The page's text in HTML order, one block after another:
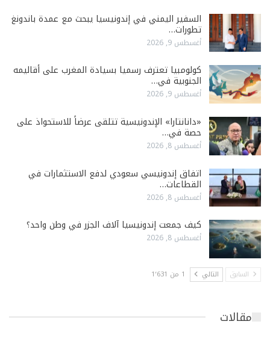
السفير اليمني في إندونيسيا يبحث مع عمدة باندونغ
تطورات…
أغسطس 9, 2026
كولومبيا تعترف رسميا بسيادة المغرب على أقاليمه
الجنوبية في…
أغسطس 9, 2026
«دانانتارا» الإندونيسية تتلقى عرضاً للاستحواذ على
حصة في…
أغسطس 8, 2026
اتفاق إندونيسي سعودي لدفع الاستثمارات في
القطاعات…
أغسطس 8, 2026
كيف جمعت إندونيسيا آلاف الجزر في وطن واحد؟
أغسطس 8, 2026
السابق التالي 1 من 1٬631
مقالات